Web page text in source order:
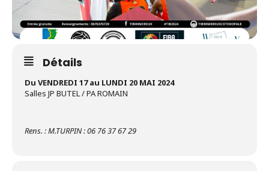
Détails
Du VENDREDI 17 au LUNDI 20 MAI 2024
Salles JP BUTEL / PA ROMAIN
Rens. : M.TURPIN : 06 76 37 67 29